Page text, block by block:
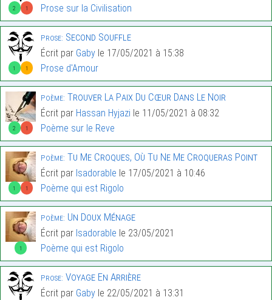
2 1
Prose sur la Civilisation
1 1
Prose: Second Souffle
Écrit par Gaby le 17/05/2021 à 15:38
Prose d'Amour
2 1
Poème: Trouver La Paix Du Cœur Dans Le Noir
Écrit par Hassan Hyjazi le 11/05/2021 à 08:32
Poème sur le Reve
1 1
Poème: Tu Me Croques, Où Tu Ne Me Croqueras Point
Écrit par Isadorable le 17/05/2021 à 10:46
Poème qui est Rigolo
1
Poème: Un Doux Ménage
Écrit par Isadorable le 23/05/2021
Poème qui est Rigolo
Prose: Voyage En Arrière
Écrit par Gaby le 22/05/2021 à 13:31